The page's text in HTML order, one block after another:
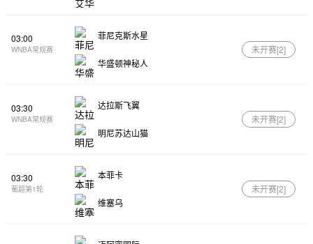
03:00
WNBA常规赛
菲尼克斯水星
华盛顿神秘人
未开赛[2]
03:30
WNBA常规赛
达拉斯飞翼
明尼苏达山猫
未开赛[2]
03:30
葡超第1轮
本菲卡
维塞乌
未开赛[2]